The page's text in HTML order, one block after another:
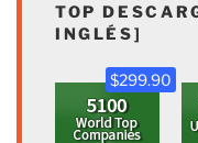
TOP
INGLÉS]
$299.90